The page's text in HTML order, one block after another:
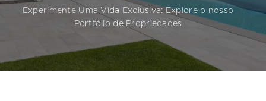
Experimente Uma Vida Exclusiva: Explore o nosso
Portfólio de Propriedades